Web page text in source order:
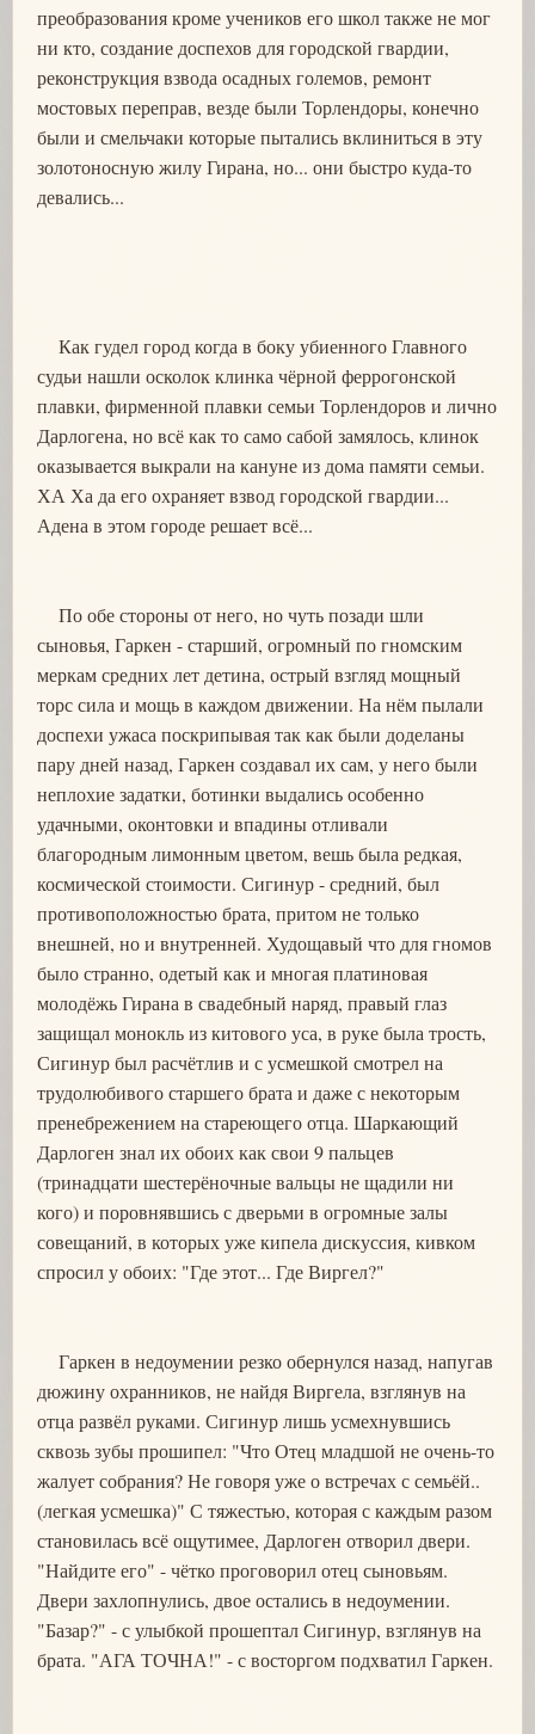
преобразования кроме учеников его школ также не мог
ни кто, создание доспехов для городской гвардии,
реконструкция взвода осадных големов, ремонт
мостовых переправ, везде были Торлендоры, конечно
были и смельчаки которые пытались вклиниться в эту
золотоносную жилу Гирана, но... они быстро куда-то
девались...
Как гудел город когда в боку убиенного Главного
судьи нашли осколок клинка чёрной феррогонской
плавки, фирменной плавки семьи Торлендоров и лично
Дарлогена, но всё как то само сабой замялось, клинок
оказывается выкрали на кануне из дома памяти семьи.
ХА Ха да его охраняет взвод городской гвардии...
Адена в этом городе решает всё...
По обе стороны от него, но чуть позади шли
сыновья, Гаркен - старший, огромный по гномским
меркам средних лет детина, острый взгляд мощный
торс сила и мощь в каждом движении. На нём пылали
доспехи ужаса поскрипывая так как были доделаны
пару дней назад, Гаркен создавал их сам, у него были
неплохие задатки, ботинки выдались особенно
удачными, оконтовки и впадины отливали
благородным лимонным цветом, вешь была редкая,
космической стоимости. Сигинур - средний, был
противоположностью брата, притом не только
внешней, но и внутренней. Худощавый что для гномов
было странно, одетый как и многая платиновая
молодёжь Гирана в свадебный наряд, правый глаз
защищал монокль из китового уса, в руке была трость,
Сигинур был расчётлив и с усмешкой смотрел на
трудолюбивого старшего брата и даже с некоторым
пренебрежением на стареющего отца. Шаркающий
Дарлоген знал их обоих как свои 9 пальцев
(тринадцати шестерёночные вальцы не щадили ни
кого) и поровнявшись с дверьми в огромные залы
совещаний, в которых уже кипела дискуссия, кивком
спросил у обоих: "Где этот... Где Виргел?"
Гаркен в недоумении резко обернулся назад, напугав
дюжину охранников, не найдя Виргела, взглянув на
отца развёл руками. Сигинур лишь усмехнувшись
сквозь зубы прошипел: "Что Отец младшой не очень-то
жалует собрания? Не говоря уже о встречах с семьёй..
(легкая усмешка)" С тяжестью, которая с каждым разом
становилась всё ощутимее, Дарлоген отворил двери.
"Найдите его" - чётко проговорил отец сыновьям.
Двери захлопнулись, двое остались в недоумении.
"Базар?" - с улыбкой прошептал Сигинур, взглянув на
брата. "АГА ТОЧНА!" - с восторгом подхватил Гаркен.